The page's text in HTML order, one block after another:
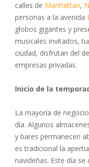
calles de Manhattan,
personas a la avenida
globos gigantes y
musicales invitados,
ciudad, disfrutan del
empresas privadas.
Inicio de la
La mayoría de
día. Algunos
y bares permanecen
es tradicional la
navideñas. Este día